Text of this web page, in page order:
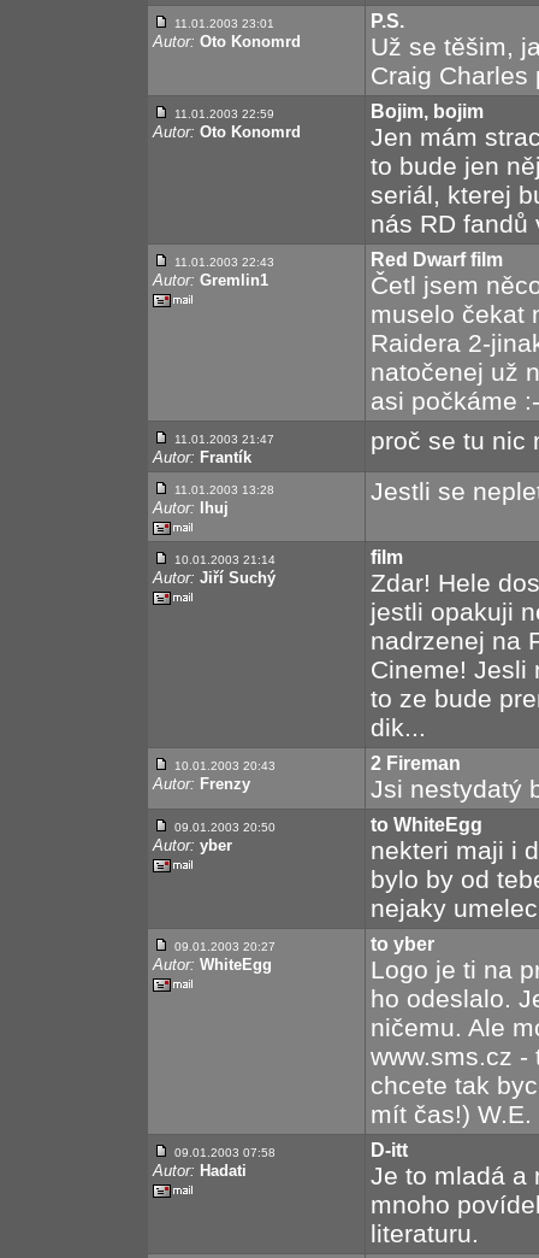
11.01.2003 23:01
Autor: Oto Konomrd
P.S.
Už se těšim,
Craig Charles
11.01.2003 22:59
Autor: Oto Konomrd
Bojim, bojim
Jen mám
to bude jen
seriál, kterej
nás RD fandů
11.01.2003 22:43
Autor: Gremlin1
Red Dwarf film
Četl jsem
muselo čekat
Raidera 2-
natočenej už
asi počkáme
11.01.2003 21:47
Autor: Frantík
proč se tu nic
11.01.2003 13:28
Autor: Ihuj
Jestli se
10.01.2003 21:14
Autor: Jiří Suchý
film
Zdar! Hele
jestli opakuji
nadrzenej na
Cineme! Jesli
to ze bude
dik...
10.01.2003 20:43
Autor: Frenzy
2 Fireman
Jsi nestydatý
09.01.2003 20:50
Autor: yber
to WhiteEgg
nekteri maji i
bylo by od
nejaky
09.01.2003 20:27
Autor: WhiteEgg
to yber
Logo je ti na
ho odeslalo.
ničemu. Ale
www.sms.cz
chcete tak
mít čas!) W.E.
09.01.2003 07:58
Autor: Hadati
D-itt
Je to mladá a
mnoho
literaturu.